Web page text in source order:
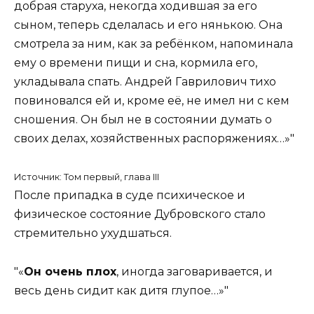
добрая старуха, некогда ходившая за его
сыном, теперь сделалась и его нянькою. Она
смотрела за ним, как за ребёнком, напоминала
ему о времени пищи и сна, кормила его,
укладывала спать. Андрей Гаврилович тихо
повиновался ей и, кроме её, не имел ни с кем
сношения. Он был не в состоянии думать о
своих делах, хозяйственных распоряжениях…»
Источник: Том первый, глава III
После припадка в суде психическое и
физическое состояние Дубровского стало
стремительно ухудшаться.
«Он очень плох, иногда заговаривается, и
весь день сидит как дитя глупое…»